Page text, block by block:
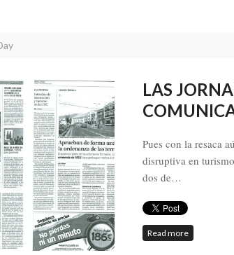
LAS
Pues con la resaca
disruptiva en
dos de…
Read more